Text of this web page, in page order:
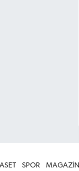
SPOR MAGAZİN